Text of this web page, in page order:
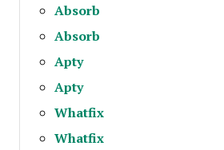
Absorb
Absorb
Apty
Apty
Whatfix
Whatfix